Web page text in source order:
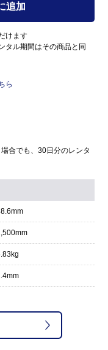
追加
けます
タル期間はその商品と同
ら
合でも、30日分のレンタ